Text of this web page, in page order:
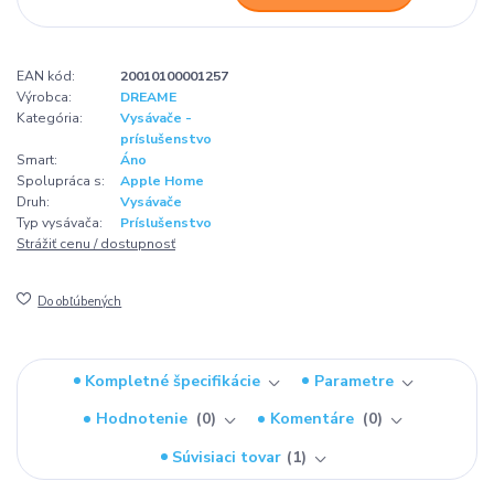
EAN kód:
20010100001257
Výrobca:
DREAME
Kategória:
Vysávače -
príslušenstvo
Smart:
Áno
Spolupráca s:
Apple Home
Druh:
Vysávače
Typ vysávača:
Príslušenstvo
Strážiť cenu / dostupnosť
Do obľúbených
Kompletné špecifikácie
Parametre
Hodnotenie
0 Komentáre
0
Súvisiaci tovar
1